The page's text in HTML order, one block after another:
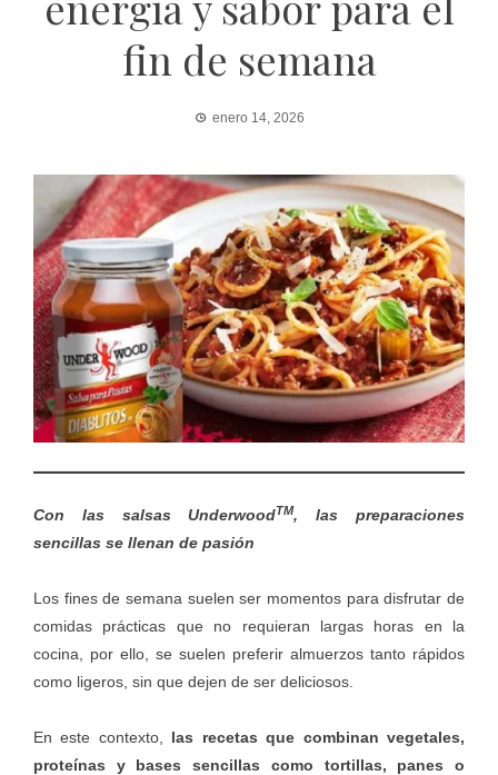
fin de semana
enero 14, 2026
Con las salsas UnderwoodTM, las preparaciones
sencillas se llenan de pasión
Los fines de semana suelen ser momentos para disfrutar de
comidas prácticas que no requieran largas horas en la
cocina, por ello, se suelen preferir almuerzos tanto rápidos
como ligeros, sin que dejen de ser deliciosos.
En este contexto, las recetas que combinan vegetales,
proteínas y bases sencillas como tortillas, panes o